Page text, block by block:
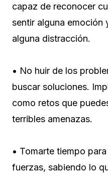
capaz de reconocer
sentir alguna emoción
alguna distracción.
• No huir de los
buscar soluciones.
como retos que
terribles amenazas.
• Tomarte tiempo
fuerzas, sabiendo lo